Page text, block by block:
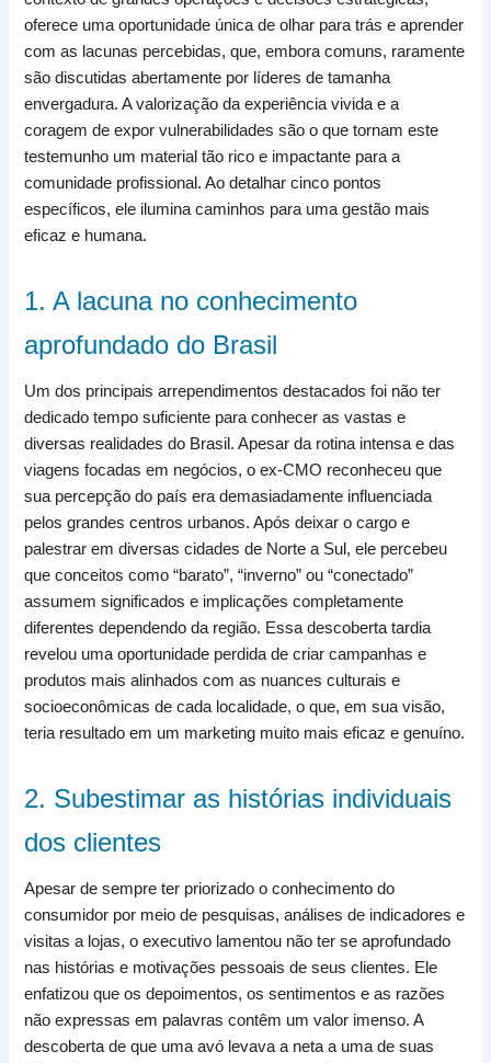
oferece uma oportunidade única de olhar para trás e aprender
com as lacunas percebidas, que, embora comuns, raramente
são discutidas abertamente por líderes de tamanha
envergadura. A valorização da experiência vivida e a
coragem de expor vulnerabilidades são o que tornam este
testemunho um material tão rico e impactante para a
comunidade profissional. Ao detalhar cinco pontos
específicos, ele ilumina caminhos para uma gestão mais
eficaz e humana.
1. A lacuna no conhecimento
aprofundado do Brasil
Um dos principais arrependimentos destacados foi não ter
dedicado tempo suficiente para conhecer as vastas e
diversas realidades do Brasil. Apesar da rotina intensa e das
viagens focadas em negócios, o ex-CMO reconheceu que
sua percepção do país era demasiadamente influenciada
pelos grandes centros urbanos. Após deixar o cargo e
palestrar em diversas cidades de Norte a Sul, ele percebeu
que conceitos como “barato”, “inverno” ou “conectado”
assumem significados e implicações completamente
diferentes dependendo da região. Essa descoberta tardia
revelou uma oportunidade perdida de criar campanhas e
produtos mais alinhados com as nuances culturais e
socioeconômicas de cada localidade, o que, em sua visão,
teria resultado em um marketing muito mais eficaz e genuíno.
2. Subestimar as histórias individuais
dos clientes
Apesar de sempre ter priorizado o conhecimento do
consumidor por meio de pesquisas, análises de indicadores e
visitas a lojas, o executivo lamentou não ter se aprofundado
nas histórias e motivações pessoais de seus clientes. Ele
enfatizou que os depoimentos, os sentimentos e as razões
não expressas em palavras contêm um valor imenso. A
descoberta de que uma avó levava a neta a uma de suas